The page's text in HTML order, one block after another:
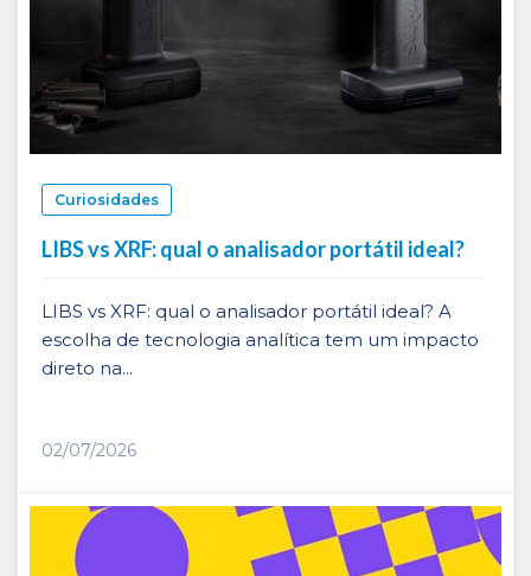
Curiosidades
LIBS vs XRF: qual o analisador portátil ideal?
LIBS vs XRF: qual o analisador portátil ideal? A
escolha de tecnologia analítica tem um impacto
direto na...
02/07/2026